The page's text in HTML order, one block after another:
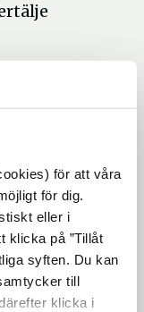
för att våra
för dig.
eller i
klicka på ”Tillåt
syften. Du kan
till
klicka i
med
kan det
och
och
ett
kommunal